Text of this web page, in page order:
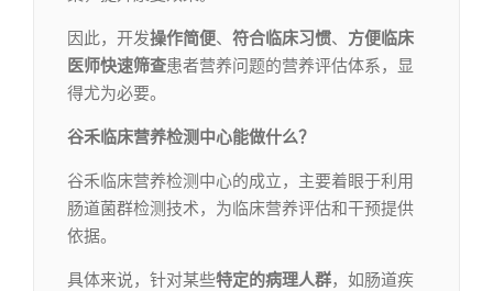
因此，开发操作简便、 符合临床习惯、 方便临床
医师快速筛查患者营养问题的营养评估体系，显
得尤为必要。
谷禾临床营养检测中心能做什么？
谷禾临床营养检测中心的成立，主要着眼于利用
肠道菌群检测技术，为临床营养评估和干预提供
依据。
具体来说，针对某些特定的病理人群，如肠道疾